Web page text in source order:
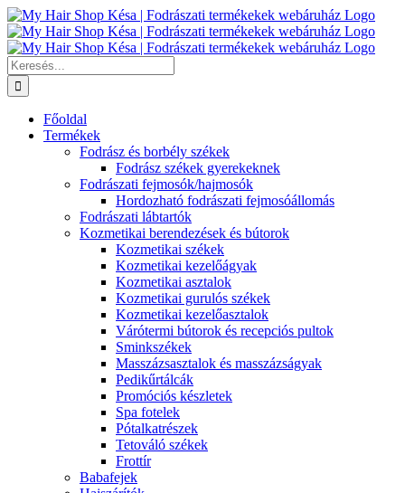
Kihagyás
Keresés...
Főoldal
Termékek
Fodrász és borbély székek
Fodrász székek gyerekeknek
Fodrászati fejmosók/hajmosók
Hordozható fodrászati fejmosóállomás
Fodrászati lábtartók
Kozmetikai berendezések és bútorok
Kozmetikai székek
Kozmetikai kezelőágyak
Kozmetikai asztalok
Kozmetikai gurulós székek
Kozmetikai kezelőasztalok
Várótermi bútorok és recepciós pultok
Sminkszékek
Masszázsasztalok és masszázságyak
Pedikűrtálcák
Promóciós készletek
Spa fotelek
Pótalkatrészek
Tetováló székek
Frottír
Babafejek